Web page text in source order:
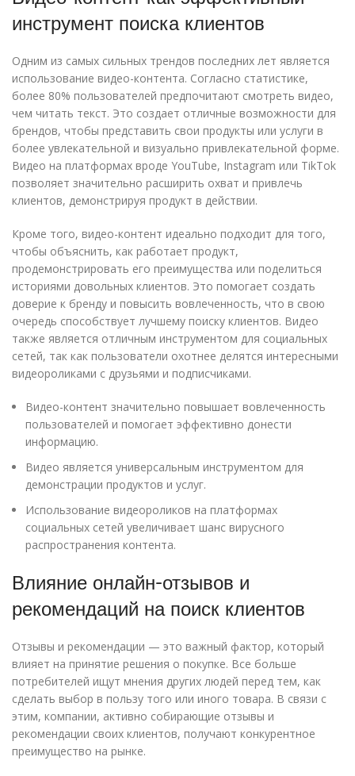
инструмент поиска клиентов
Одним из самых сильных трендов последних лет является
использование видео-контента. Согласно статистике,
более 80% пользователей предпочитают смотреть видео,
чем читать текст. Это создает отличные возможности для
брендов, чтобы представить свои продукты или услуги в
более увлекательной и визуально привлекательной форме.
Видео на платформах вроде YouTube, Instagram или TikTok
позволяет значительно расширить охват и привлечь
клиентов, демонстрируя продукт в действии.
Кроме того, видео-контент идеально подходит для того,
чтобы объяснить, как работает продукт,
продемонстрировать его преимущества или поделиться
историями довольных клиентов. Это помогает создать
доверие к бренду и повысить вовлеченность, что в свою
очередь способствует лучшему поиску клиентов. Видео
также является отличным инструментом для социальных
сетей, так как пользователи охотнее делятся интересными
видеороликами с друзьями и подписчиками.
Видео-контент значительно повышает вовлеченность
пользователей и помогает эффективно донести
информацию.
Видео является универсальным инструментом для
демонстрации продуктов и услуг.
Использование видеороликов на платформах
социальных сетей увеличивает шанс вирусного
распространения контента.
Влияние онлайн-отзывов и
рекомендаций на поиск клиентов
Отзывы и рекомендации — это важный фактор, который
влияет на принятие решения о покупке. Все больше
потребителей ищут мнения других людей перед тем, как
сделать выбор в пользу того или иного товара. В связи с
этим, компании, активно собирающие отзывы и
рекомендации своих клиентов, получают конкурентное
преимущество на рынке.